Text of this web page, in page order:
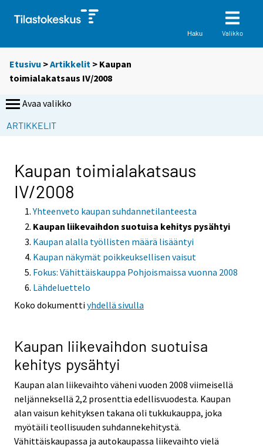
Haku Valikko
Etusivu >Artikkelit > Kaupan
toimialakatsaus IV/2008
Avaa valikko
ARTIKKELIT
Kaupan toimialakatsaus
IV/2008
Yhteenveto kaupan suhdannetilanteesta
Kaupan liikevaihdon suotuisa kehitys pysähtyi
Kaupan alalla työllisten määrä lisääntyi
Kaupan näkymät poikkeuksellisen vaisut
Fokus: Vähittäiskauppa Pohjoismaissa vuonna 2008
Lähdeluettelo
Koko dokumenttiyhdellä sivulla
Kaupan liikevaihdon suotuisa
kehitys pysähtyi
Kaupan alan liikevaihto väheni vuoden 2008 viimeisellä
neljänneksellä 2,2 prosenttia edellisvuodesta. Kaupan
alan vaisun kehityksen takana oli tukkukauppa, joka
myötäili teollisuuden suhdannekehitystä.
Vähittäiskaupassa ja autokaupassa liikevaihto vielä